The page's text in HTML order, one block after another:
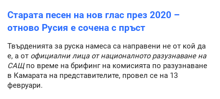
Старата песен на нов глас през 2020 –
отново Русия е сочена с пръст
Твърденията за руска намеса са направени не от кой да
е, а от официални лица от националното разузнаване на
САЩпо време на брифинг на комисията по разузнаване
в Камарата на представителите, провел се на 13
февруари.